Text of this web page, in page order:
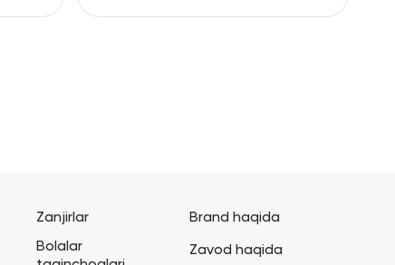
Zanjirlar
Bolalar
Brand haqida
Zavod haqida